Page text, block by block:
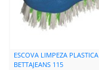
ESCOVA LIMPEZA PLASTICA
BETTAJEANS 115